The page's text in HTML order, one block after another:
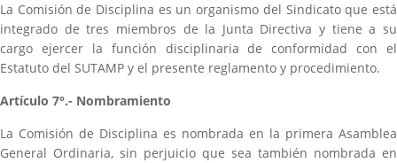
La Comisión de Disciplina es un organismo del Sindicato que está
integrado de tres miembros de la Junta Directiva y tiene a su
cargo ejercer la función disciplinaria de conformidad con el
Estatuto del SUTAMP y el presente reglamento y procedimiento.
Artículo 7°.- Nombramiento
La Comisión de Disciplina es nombrada en la primera Asamblea
General Ordinaria, sin perjuicio que sea también nombrada en